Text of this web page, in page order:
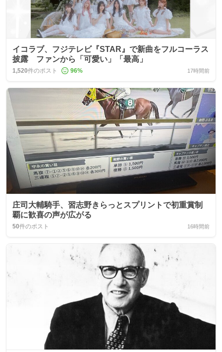
イコラブ、フジテレビ『STAR』で新曲をフルコーラス
披露 ファンから「可愛い」「最高」
1,520件のポスト 96% 17時間前
庄司大輔騎手、習志野きらっとスプリントで初重賞制
覇に歓喜の声が広がる
50件のポスト 16時間前